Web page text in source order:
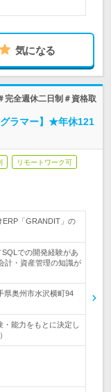
気になる
完全週休二日制＃資格取
ラマー】★年休121
リモートワーク可
ERP「GRANDIT」の
での開発経験があ
計・資産管理の知識が
県奥州市水沢横町94
能力をもとに決定し